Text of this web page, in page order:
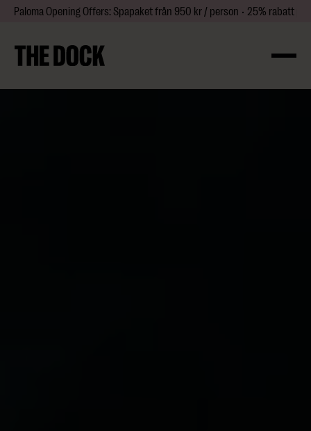
Paloma Opening Offers: Spapaket från 950 kr / person • 25% rabatt